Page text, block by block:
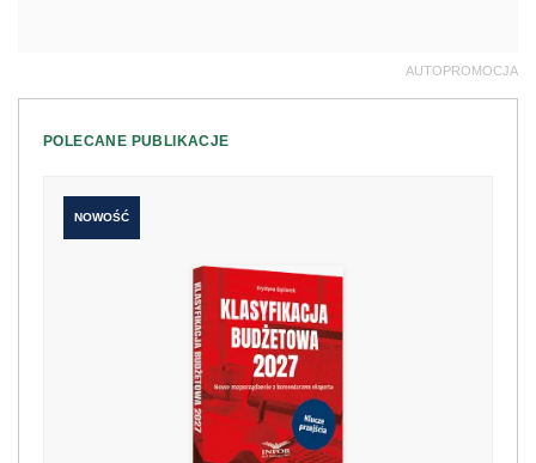
AUTOPROMOCJA
POLECANE PUBLIKACJE
NOWOŚĆ